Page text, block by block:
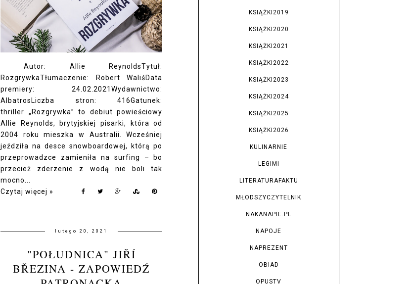
Autor: Allie ReynoldsTytuł:
RozgrywkaTłumaczenie: Robert WaliśData
premiery: 24.02.2021Wydawnictwo:
AlbatrosLiczba stron: 416Gatunek:
thriller „Rozgrywka” to debiut powieściowy
Allie Reynolds, brytyjskiej pisarki, która od
2004 roku mieszka w Australii. Wcześniej
jeździła na desce snowboardowej, którą po
przeprowadzce zamieniła na surfing – bo
przecież zderzenie z wodą nie boli tak
mocno...
Czytaj więcej »
lutego 20, 2021
"POŁUDNICA" JIŘÍ
BŘEZINA - ZAPOWIEDŹ
KSIĄŻKI2019
KSIĄŻKI2020
KSIĄŻKI2021
KSIĄŻKI2022
KSIĄŻKI2023
KSIĄŻKI2024
KSIĄŻKI2025
KSIĄŻKI2026
KULINARNIE
LEGIMI
LITERATURAFAKTU
MŁODSZYCZYTELNIK
NAKANAPIE.PL
NAPOJE
NAPREZENT
OBIAD
OPUSTV